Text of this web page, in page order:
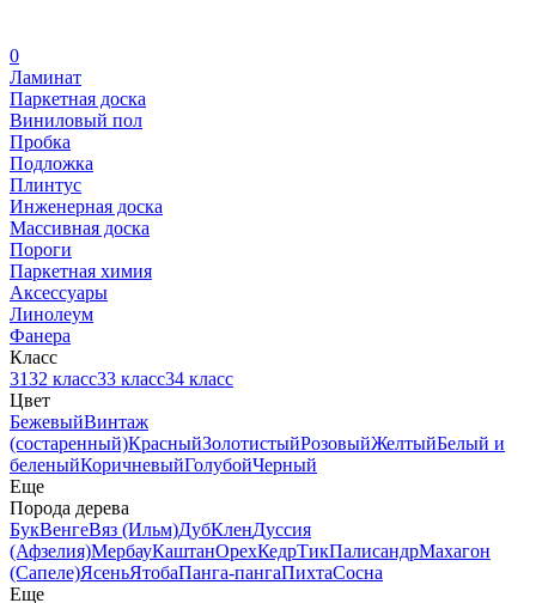
0
Ламинат
Паркетная доска
Виниловый пол
Пробка
Подложка
Плинтус
Инженерная доска
Массивная доска
Пороги
Паркетная химия
Аксессуары
Линолеум
Фанера
Класс
3132 класс33 класс34 класс
Цвет
БежевыйВинтаж
(состаренный)КрасныйЗолотистыйРозовыйЖелтыйБелый и
беленыйКоричневыйГолубойЧерный
Еще
Порода дерева
БукВенгеВяз (Ильм)ДубКленДуссия
(Афзелия)МербауКаштанОрехКедрТикПалисандрМахагон
(Сапеле)ЯсеньЯтобаПанга-пангаПихтаСосна
Еще